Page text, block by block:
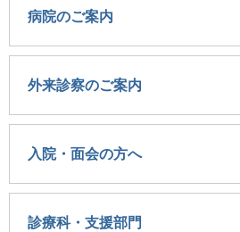
病院のご案内
外来診察のご案内
入院・面会の方へ
診療科・支援部門